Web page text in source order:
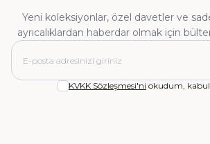
Yeni koleksiyonlar, özel davetler ve
ayrıcalıklardan haberdar olmak için
KVKK Sözleşmesi'ni okudum,